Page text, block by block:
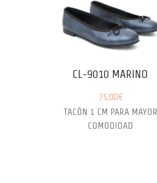
CL-9010 MARINO
75,00€
TACÓN 1 CM PARA MAYOR
COMODIDAD